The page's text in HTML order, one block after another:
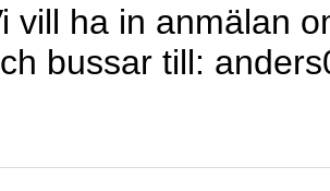
vill ha in anmälan
bussar till: